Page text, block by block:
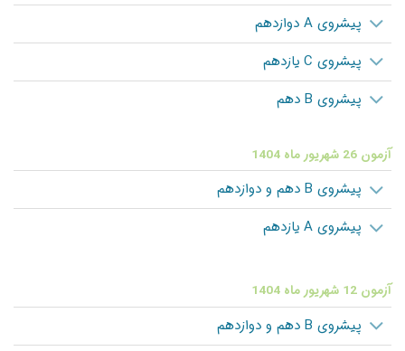
پیشروی A دوازدهم
پیشروی C یازدهم
پیشروی B دهم
آزمون 26 شهریور ماه 1404
پیشروی B دهم و دوازدهم
پیشروی A یازدهم
آزمون 12 شهریور ماه 1404
پیشروی B دهم و دوازدهم